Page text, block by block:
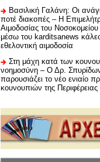
Βασιλική Γαλάνη: Οι
ποτέ διακοπές – Η
Αιμοδοσίας του
μέσω του karditsanews
εθελοντική αιμοδοσία
Στη μάχη κατά των
νοημοσύνη – Ο Δρ.
παρουσιάζει το νέο ενιαίο
κουνουπιών της